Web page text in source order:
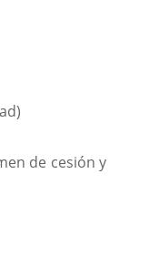
de cesión y